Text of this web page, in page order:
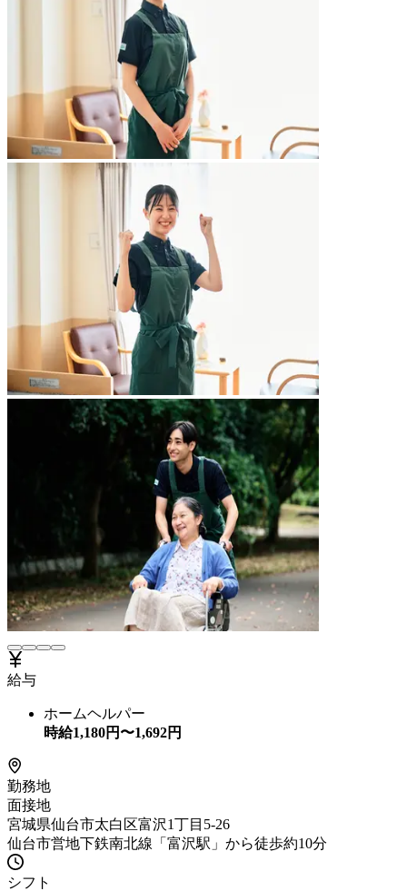
給与
ホームヘルパー
時給1,180円〜1,692円
勤務地
面接地
宮城県仙台市太白区富沢1丁目5-26
仙台市営地下鉄南北線「富沢駅」から徒歩約10分
シフト